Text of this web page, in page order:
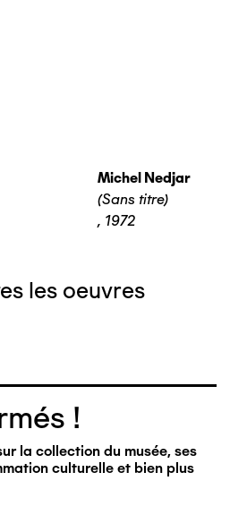
Michel Nedjar
(Sans titre)
, 1972
les oeuvres
!
la collection du musée, ses
culturelle et bien plus